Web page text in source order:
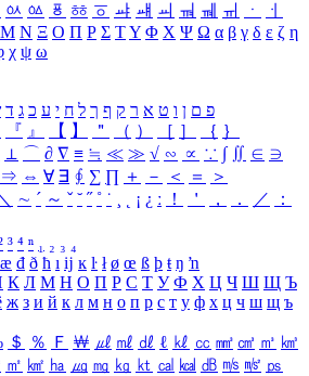
ㆂ ㆃ ㆄ ㆅ ㆆ ㆇ ㆈ ㆉ ㆊ ㆋ ㆌ ㆍ
ㆎ
Μ Ν Ξ Ο Π Ρ Σ ΤΥ Φ Χ Ψ Ω α β γ δ ε ζ η
χ ψ ω
פ ם ן ו ט א ר ק ף ך ל ח י ע כ ג ד
『 』 【 】 ＂ （ ） ［ ］ ｛ ｝
⊥ ⌒ ∂ ∇ ≡ ≒ ≪ ≫ √ ∽ ∝ ∵ ∫ ∬ ∈ ∋
⇒ ⇔ ∀ ∃ ∮ ∑ ∏ ＋ － ＜ ＝
＞
∼ ´ ～ ˇ ˘ ˝ ˚ ˙ ¸ ¡ ¿ ː ！ ＇ ， ． ／
：
³ ⁴ ⁿ ₁ ₂ ₃ ₄
æ đ ð ħ ı ĳ ĸ ŀ ł ø œ ß þ ŧ ŋ ŉ
К Л М Н О П Р С Т У Ф Х Ц Ч Ш Щ Ъ
ж з и й к л м н о п р с т у ф х ц ч ш щ ъ
＄ ％ Ｆ ￦ ㎕ ㎖ ㎗ ℓ ㎘ ㏄ ㎣ ㎤ ㎥ ㎦
㎡ ㎢ ㏊ ㎍ ㎎ ㎏ ㏏ ㎈ ㎉ ㏈ ㎧ ㎨ ㎰